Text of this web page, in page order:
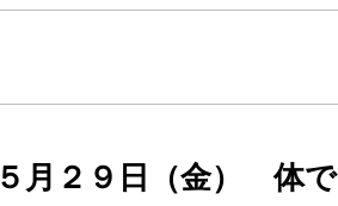
５月２９日（金） 体